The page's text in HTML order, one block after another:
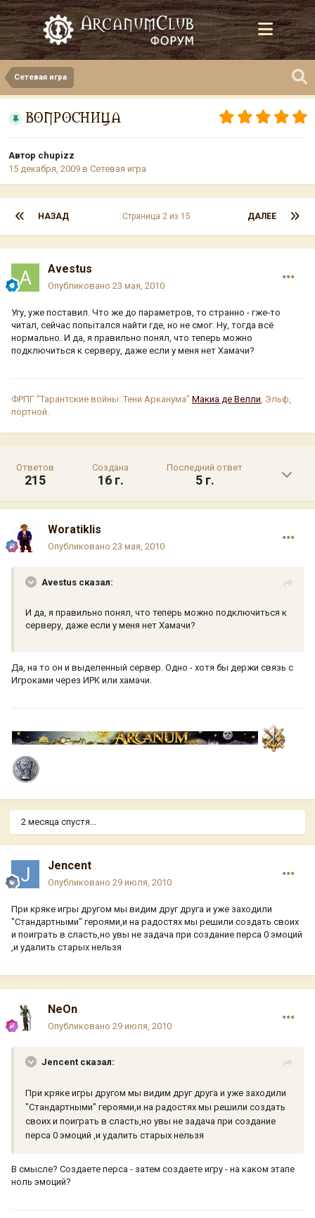
Сетевая игра
ВОПРОСНИЦА
Автор chupizz
15 декабря, 2009 в Сетевая игра
НАЗАД ДАЛЕЕ
Страница 2 из 15
Avestus
Опубликовано 23 мая, 2010
Угу, уже поставил. Что же до параметров, то странно - гже-то
читал, сейчас попытался найти где, но не смог. Ну, тогда всё
нормально. И да, я правильно понял, что теперь можно
подключиться к серверу, даже если у меня нет Хамачи?
ФРПГ "Тарантские войны: Тени Арканума" Макиа де Велли, Эльф,
портной.
Ответов
215
Создана
16 г.
Последний ответ
5 г.
Woratiklis
Опубликовано 23 мая, 2010
Avestus сказал:
И да, я правильно понял, что теперь можно подключиться к
серверу, даже если у меня нет Хамачи?
Да, на то он и выделенный сервер. Одно - хотя бы держи связь с
Игроками через ИРК или хамачи.
2 месяца спустя...
Jencent
Опубликовано 29 июля, 2010
При кряке игры другом мы видим друг друга и уже заходили
"Стандартными" героями,и на радостях мы решили создать своих
и поиграть в сласть,но увы не задача при создание перса 0 эмоций
,и удалить старых нельзя
NeOn
Опубликовано 29 июля, 2010
Jencent сказал:
При кряке игры другом мы видим друг друга и уже заходили
"Стандартными" героями,и на радостях мы решили создать
своих и поиграть в сласть,но увы не задача при создание
перса 0 эмоций ,и удалить старых нельзя
В смысле? Создаете перса - затем создаете игру - на каком этапе
ноль эмоций?